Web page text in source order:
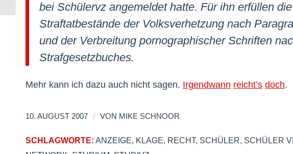
bei Schülervz angemeldet hatte. Für ihn erfüllen
Straftatbestände der Volksverhetzung nach
und der Verbreitung pornographischer Schriften
Strafgesetzbuches.
Mehr kann ich dazu auch nicht sagen. Irgendwann reicht’s doch.
10. AUGUST 2007 / VON MIKE SCHNOOR
SCHLAGWORTE: ANZEIGE, KLAGE, RECHT, SCHÜLER, SCHÜLER